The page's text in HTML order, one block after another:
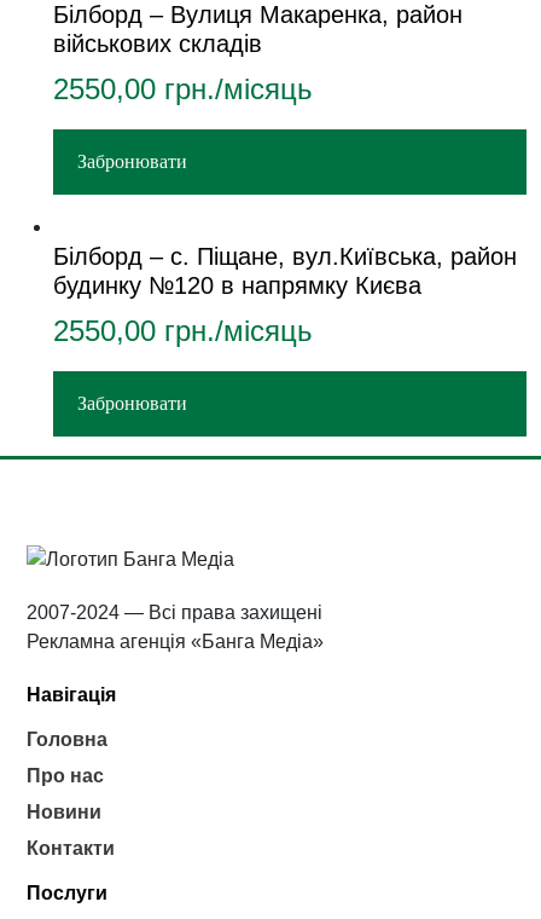
Білборд – Вулиця Макаренка, район
військових складів
2550,00 грн./місяць
Забронювати
Білборд – с. Піщане, вул.Київська, район
будинку №120 в напрямку Києва
2550,00 грн./місяць
Забронювати
2007-2024 — Всі права захищені
Рекламна агенція «Банга Медіа»
Навігація
Головна
Про нас
Новини
Контакти
Послуги